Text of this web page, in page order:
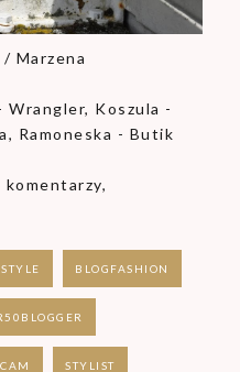
Marzena
Wrangler, Koszula -
Ramoneska - Butik
BLOGFASHION
STYLIST